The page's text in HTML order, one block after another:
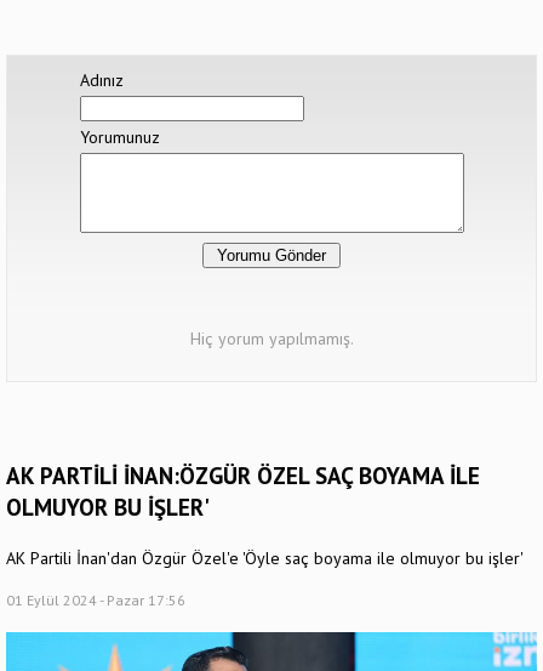
Adınız
Yorumunuz
Hiç yorum yapılmamış.
AK PARTİLİ İNAN:ÖZGÜR ÖZEL SAÇ BOYAMA İLE
OLMUYOR BU İŞLER'
AK Partili İnan'dan Özgür Özel'e 'Öyle saç boyama ile olmuyor bu işler'
01 Eylül 2024 - Pazar 17:56